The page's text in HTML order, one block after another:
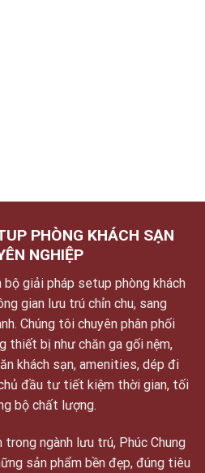
PHÒNG KHÁCH SẠN
NGHIỆP
bộ giải pháp setup phòng khách
gian lưu trú chỉn chu, sang
Chúng tôi chuyên phân phối
thiết bị như chăn ga gối nệm,
khách sạn, amenities, dép đi
đầu tư tiết kiệm thời gian, tối
bộ chất lượng.
trong ngành lưu trú, Phúc Chung
sản phẩm bền đẹp, đúng tiêu